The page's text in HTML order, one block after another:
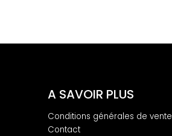
A SAVOIR PLUS
Conditions générales de vente
Contact